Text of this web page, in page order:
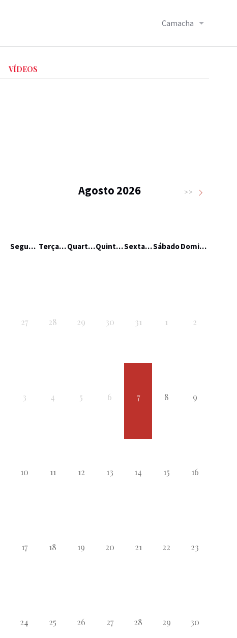
Camacha
VÍDEOS
Agosto 2026 >>
Segunda-feira Terça-feira Quarta-feira Quinta-feira Sexta-feiraSábado Domingo
27 28 29 30 31 1 2
3 4 5 6 7 8 9
10 11 12 13 14 15 16
17 18 19 20 21 22 23
24 25 26 27 28 29 30